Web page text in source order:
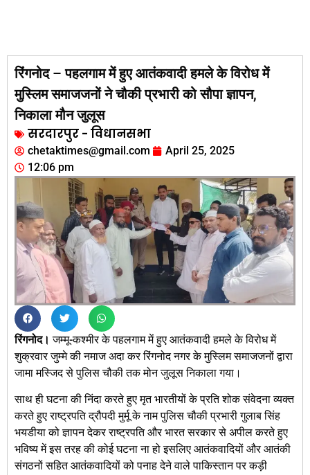
रिंगनोद – पहलगाम में हुए आतंकवादी हमले के विरोध में
मुस्लिम समाजजनों ने चौकी प्रभारी को सौपा ज्ञापन,
निकाला मौन जुलूस
सरदारपुर - विधानसभा
chetaktimes@gmail.com
April 25, 2025
12:06 pm
रिंगनोद। जम्मू-कश्मीर के पहलगाम में हुए आतंकवादी हमले के विरोध में
शुक्रवार जुम्मे की नमाज अदा कर रिंगनोद नगर के मुस्लिम समाजजनों द्वारा
जामा मस्जिद से पुलिस चौकी तक मोन जुलूस निकाला गया।
साथ ही घटना की निंदा करते हुए मृत भारतीयों के प्रति शोक संवेदना व्यक्त
करते हुए राष्ट्रपति द्रौपदी मुर्मू के नाम पुलिस चौकी प्रभारी गुलाब सिंह
भयडीया को ज्ञापन देकर राष्ट्रपति और भारत सरकार से अपील करते हुए
भविष्य में इस तरह की कोई घटना ना हो इसलिए आतंकवादियों और आतंकी
संगठनों सहित आतंकवादियों को पनाह देने वाले पाकिस्तान पर कड़ी